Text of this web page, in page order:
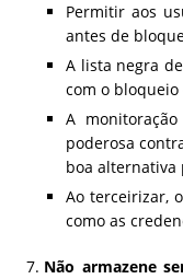
Permitir aos
antes de
A lista negra
com o
A
poderosa
boa alternativa
Ao terceirizar,
como as
Não armazene